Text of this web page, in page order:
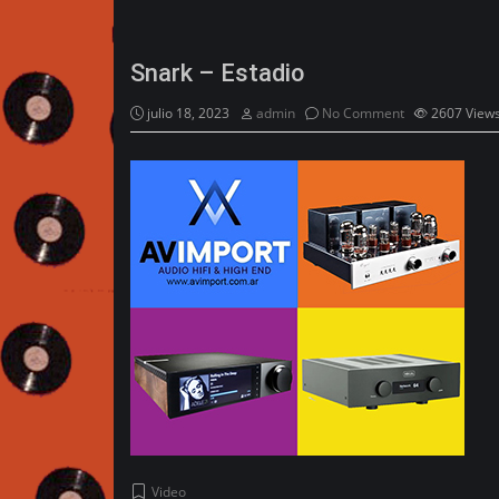
Snark – Estadio
julio 18, 2023 admin No Comment 2607Views
Video